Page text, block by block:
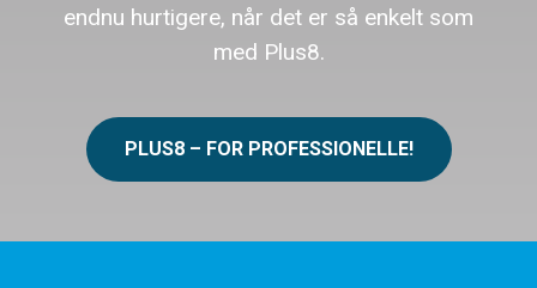
endnu hurtigere, når det er så enkelt som
med Plus8.
PLUS8 – FOR PROFESSIONELLE!